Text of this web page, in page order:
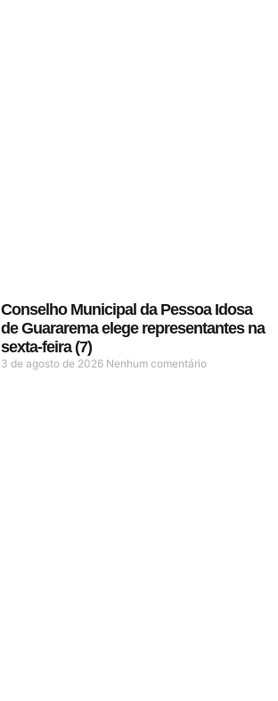
Conselho Municipal da Pessoa Idosa
de Guararema elege representantes na
sexta-feira (7)
3 de agosto de 2026 Nenhum comentário